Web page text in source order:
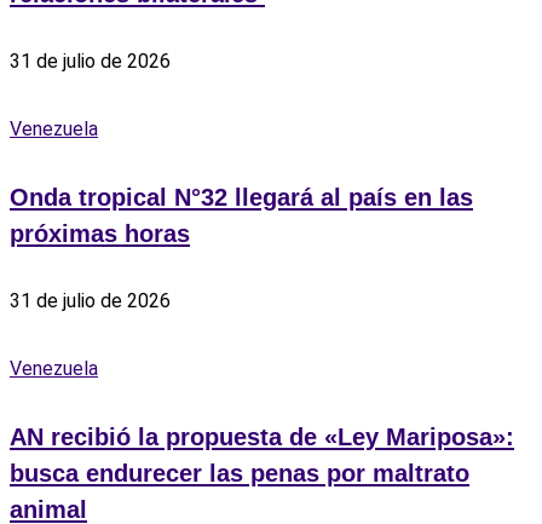
31 de julio de 2026
Venezuela
Onda tropical N°32 llegará al país en las
próximas horas
31 de julio de 2026
Venezuela
AN recibió la propuesta de «Ley Mariposa»:
busca endurecer las penas por maltrato
animal